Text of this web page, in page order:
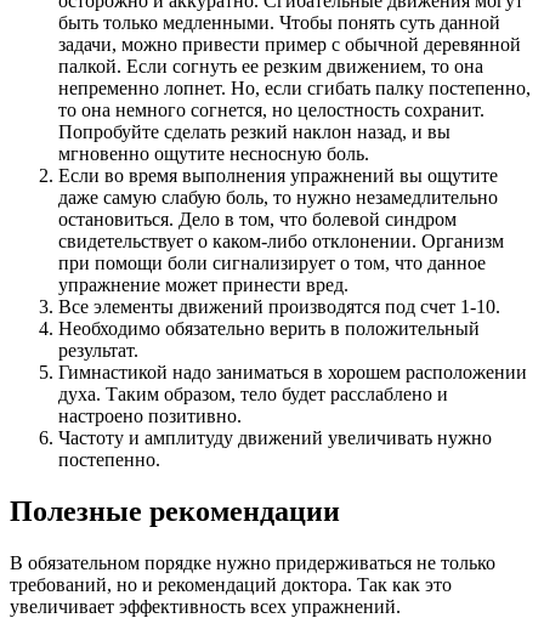
быть только медленными. Чтобы понять суть данной
задачи, можно привести пример с обычной деревянной
палкой. Если согнуть ее резким движением, то она
непременно лопнет. Но, если сгибать палку постепенно,
то она немного согнется, но целостность сохранит.
Попробуйте сделать резкий наклон назад, и вы
мгновенно ощутите несносную боль.
Если во время выполнения упражнений вы ощутите
даже самую слабую боль, то нужно незамедлительно
остановиться. Дело в том, что болевой синдром
свидетельствует о каком-либо отклонении. Организм
при помощи боли сигнализирует о том, что данное
упражнение может принести вред.
Все элементы движений производятся под счет 1-10.
Необходимо обязательно верить в положительный
результат.
Гимнастикой надо заниматься в хорошем расположении
духа. Таким образом, тело будет расслаблено и
настроено позитивно.
Частоту и амплитуду движений увеличивать нужно
постепенно.
Полезные рекомендации
В обязательном порядке нужно придерживаться не только
требований, но и рекомендаций доктора. Так как это
увеличивает эффективность всех упражнений.